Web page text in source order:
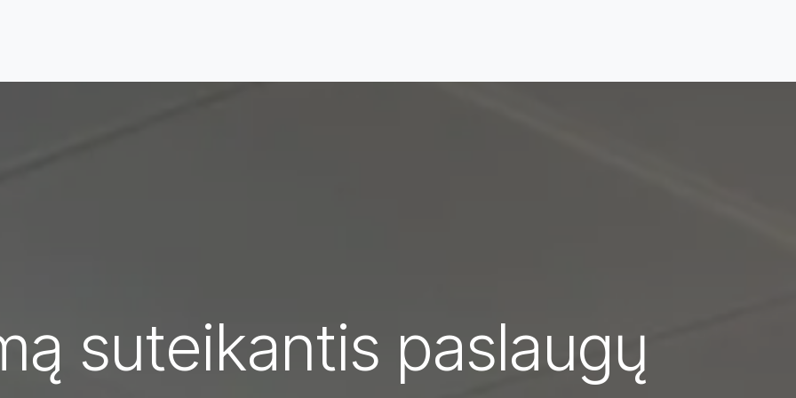
suteikantis paslaugų